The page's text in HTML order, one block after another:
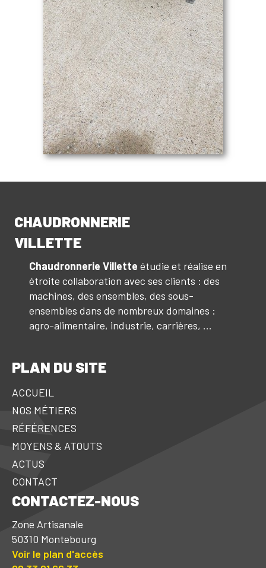
CHAUDRONNERIE
VILLETTE
Chaudronnerie Villette étudie et réalise en
étroite collaboration avec ses clients : des
machines, des ensembles, des sous-
ensembles dans de nombreux domaines :
agro-alimentaire, industrie, carrières, ...
PLAN DU SITE
ACCUEIL
NOS MÉTIERS
RÉFÉRENCES
MOYENS & ATOUTS
ACTUS
CONTACT
CONTACTEZ-NOUS
Zone Artisanale
50310 Montebourg
Voir le plan d'accès